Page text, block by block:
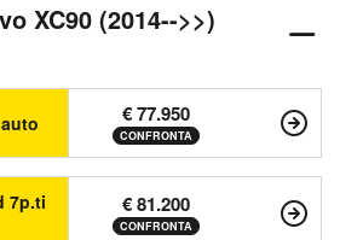
XC90 (2014-->>)
€ 77.950
CONFRONTA
7p.ti
€ 81.200
CONFRONTA